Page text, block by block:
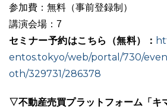
参加費：無料（事前登録制）
講演会場：7
セミナー予約はこちら（無料）：
entos.tokyo/web/portal/730/
oth/329731/286378
▽不動産売買プラットフォーム「キ